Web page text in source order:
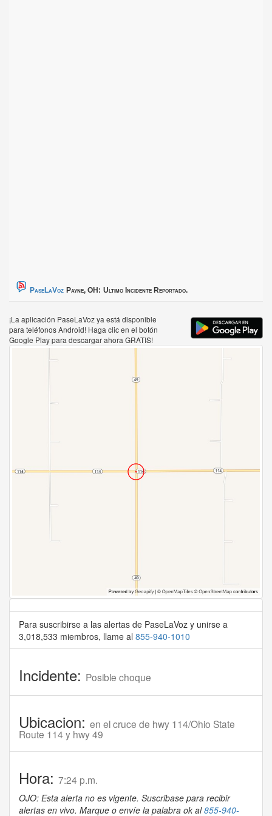
PaseLaVoz Payne, OH: Ultimo Incidente Reportado.
¡La aplicación PaseLaVoz ya está disponible
para teléfonos Android! Haga clic en el botón
Google Play para descargar ahora GRATIS!
Para suscribirse a las alertas de PaseLaVoz y unirse a
3,018,533 miembros, llame al 855-940-1010
Incidente: Posible choque
Ubicacion: en el cruce de hwy 114/Ohio State
Route 114 y hwy 49
Hora: 7:24 p.m.
OJO: Esta alerta no es vigente. Suscribase para recibir
alertas en vivo. Marque o envíe la palabra ok al855-940-